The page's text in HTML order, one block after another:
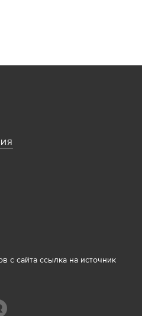
с сайта ссылка на источник